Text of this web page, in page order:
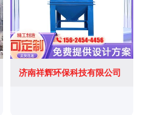
济南祥辉环保科技有限公司